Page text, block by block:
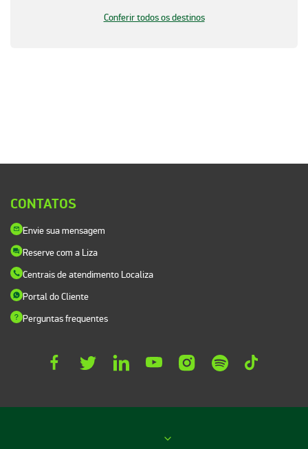
Conferir todos os destinos
CONTATOS
Envie sua mensagem
Reserve com a Liza
Centrais de atendimento Localiza
Portal do Cliente
Perguntas frequentes